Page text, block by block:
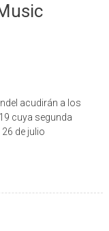
acudirán a los
cuya segunda
de julio